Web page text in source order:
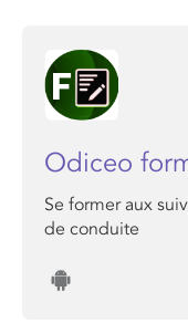
Odiceo
Se former aux
de conduite